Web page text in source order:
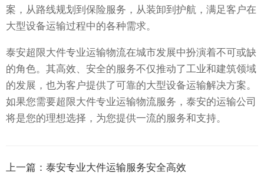
案，从路线规划到保险服务，从装卸到护航，满足客户在
大型设备运输过程中的各种需求。
泰安超限大件专业运输物流在城市发展中扮演着不可或缺
的角色。其高效、安全的服务不仅推动了工业和建筑领域
的发展，也为客户提供了可靠的大型设备运输解决方案。
如果您需要超限大件专业运输物流服务，泰安的运输公司
将是您的理想选择，为您提供一流的服务和支持。
上一篇： 泰安专业大件运输服务安全高效